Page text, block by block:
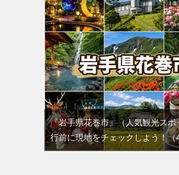
『岩手県花巻市』（人気観光スポ
行前に現地をチェックしよう！（